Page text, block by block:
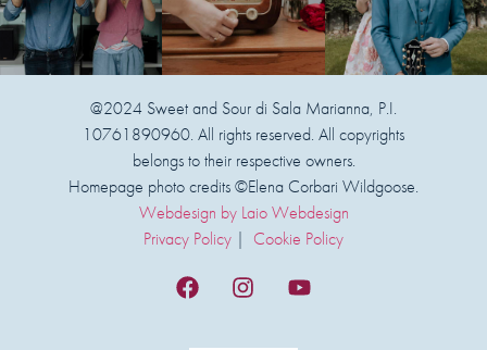
@2024 Sweet and Sour di Sala Marianna, P.I.
10761890960. All rights reserved. All copyrights
belongs to their respective owners.
Homepage photo credits ©Elena Corbari Wildgoose.
Webdesign by Laio Webdesign
Privacy Policy | Cookie Policy